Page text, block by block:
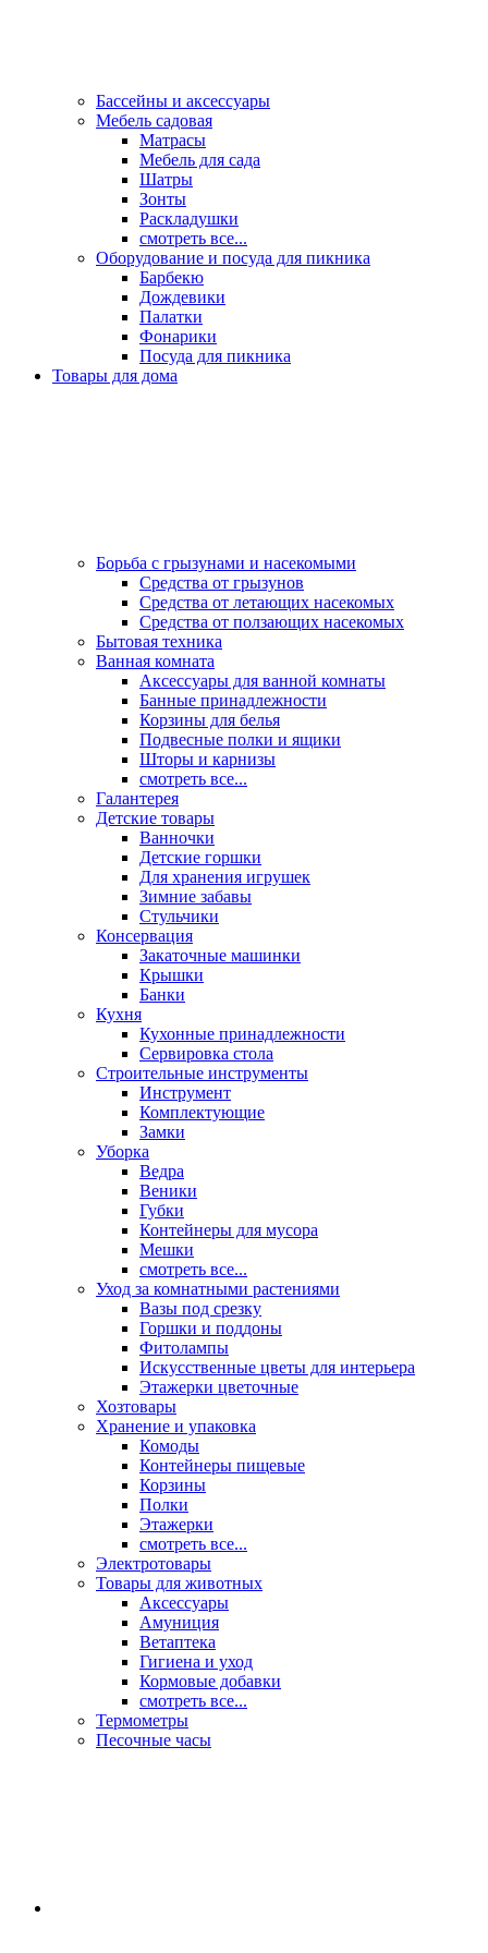
Бассейны и аксессуары
Мебель садовая
Матрасы
Мебель для сада
Шатры
Зонты
Раскладушки
смотреть все...
Оборудование и посуда для пикника
Барбекю
Дождевики
Палатки
Фонарики
Посуда для пикника
Товары для дома
Борьба с грызунами и насекомыми
Средства от грызунов
Средства от летающих насекомых
Средства от ползающих насекомых
Бытовая техника
Ванная комната
Аксессуары для ванной комнаты
Банные принадлежности
Корзины для белья
Подвесные полки и ящики
Шторы и карнизы
смотреть все...
Галантерея
Детские товары
Ванночки
Детские горшки
Для хранения игрушек
Зимние забавы
Стульчики
Консервация
Закаточные машинки
Крышки
Банки
Кухня
Кухонные принадлежности
Сервировка стола
Строительные инструменты
Инструмент
Комплектующие
Замки
Уборка
Ведра
Веники
Губки
Контейнеры для мусора
Мешки
смотреть все...
Уход за комнатными растениями
Вазы под срезку
Горшки и поддоны
Фитолампы
Искусственные цветы для интерьера
Этажерки цветочные
Хозтовары
Хранение и упаковка
Комоды
Контейнеры пищевые
Корзины
Полки
Этажерки
смотреть все...
Электротовары
Товары для животных
Аксессуары
Амуниция
Ветаптека
Гигиена и уход
Кормовые добавки
смотреть все...
Термометры
Песочные часы